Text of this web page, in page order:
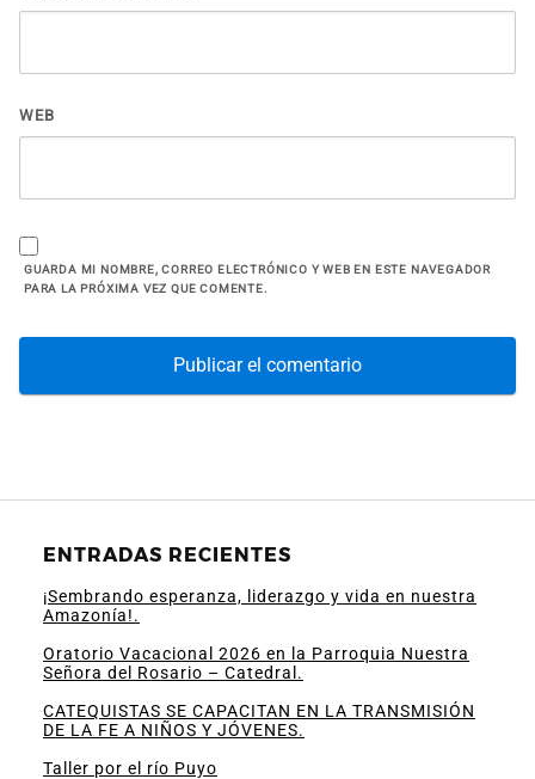
WEB
GUARDA MI NOMBRE, CORREO ELECTRÓNICO Y WEB EN ESTE NAVEGADOR
PARA LA PRÓXIMA VEZ QUE COMENTE.
ENTRADAS RECIENTES
¡Sembrando esperanza, liderazgo y vida en nuestra
Amazonía!.
Oratorio Vacacional 2026 en la Parroquia Nuestra
Señora del Rosario – Catedral.
CATEQUISTAS SE CAPACITAN EN LA TRANSMISIÓN
DE LA FE A NIÑOS Y JÓVENES.
Taller por el río Puyo